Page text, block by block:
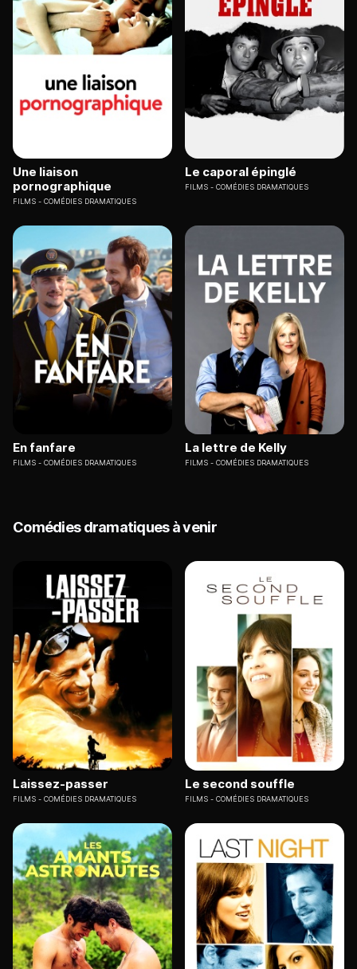
Une liaison
pornographique
FILMS COMÉDIES DRAMATIQUES
Le caporal épinglé
FILMS COMÉDIES DRAMATIQUES
En fanfare
FILMS COMÉDIES DRAMATIQUES
La lettre de Kelly
FILMS COMÉDIES DRAMATIQUES
Comédies dramatiques à venir
Laissez-passer
FILMS COMÉDIES DRAMATIQUES
Le second souffle
FILMS COMÉDIES DRAMATIQUES